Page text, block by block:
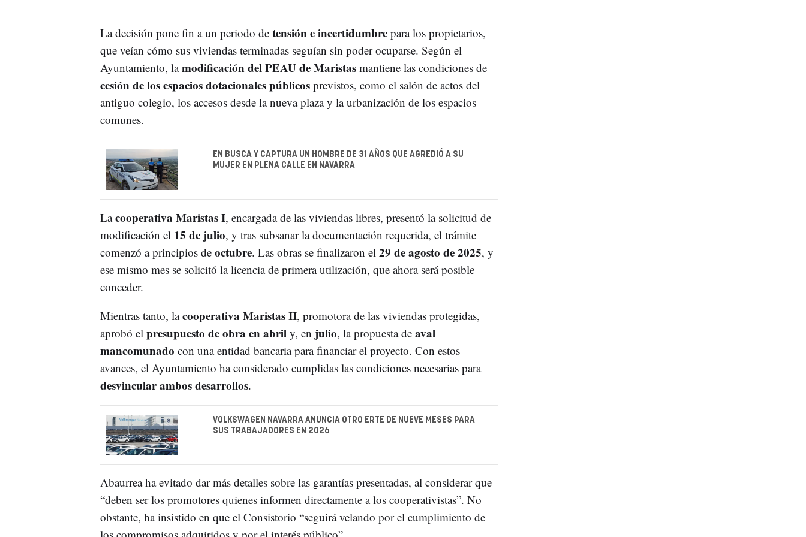
La decisión pone fin a un periodo de tensión e incertidumbrepara los propietarios,
que veían cómo sus viviendas terminadas seguían sin poder ocuparse. Según el
Ayuntamiento, lamodificación del PEAU de Maristasmantiene las condiciones de
cesión de los espacios dotacionales públicosprevistos, como el salón de actos del
antiguo colegio, los accesos desde la nueva plaza y la urbanización de los espacios
comunes.
EN BUSCA Y CAPTURA UN HOMBRE DE 31 AÑOS QUE AGREDIÓ A SU
MUJER EN PLENA CALLE EN NAVARRA
Lacooperativa Maristas I, encargada de las viviendas libres, presentó la solicitud de
modificación el 15 de julio, y tras subsanar la documentación requerida, el trámite
comenzó a principios de octubre. Las obras se finalizaron el 29 de agosto de 2025, y
ese mismo mes se solicitó la licencia de primera utilización, que ahora será posible
conceder.
Mientras tanto, lacooperativa Maristas II, promotora de las viviendas protegidas,
aprobó el presupuesto de obra en abril y, en julio, la propuesta de aval
mancomunado con una entidad bancaria para financiar el proyecto. Con estos
avances, el Ayuntamiento ha considerado cumplidas las condiciones necesarias para
desvincular ambos desarrollos.
VOLKSWAGEN NAVARRA ANUNCIA OTRO ERTE DE NUEVE MESES PARA
SUS TRABAJADORES EN 2026
Abaurrea ha evitado dar más detalles sobre las garantías presentadas, al considerar que
“deben ser los promotores quienes informen directamente a los cooperativistas”. No
obstante, ha insistido en que el Consistorio “seguirá velando por el cumplimiento de